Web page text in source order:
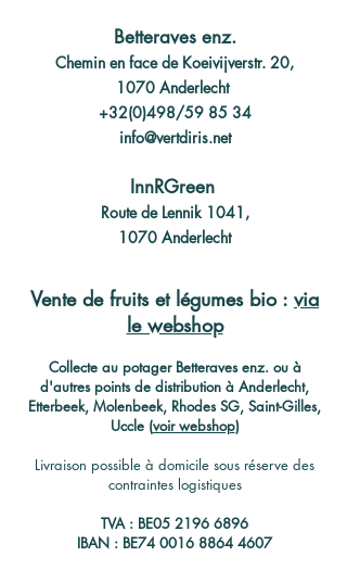
Betteraves enz.
Chemin en face de Koeivijverstr. 20,
1070 Anderlecht
+32(0)498/59 85 34
info@vertdiris.net
InnRGreen
Route de Lennik 1041,
1070 Anderlecht
Vente de fruits et légumes bio : via
le webshop
Collecte au potager Betteraves enz. ou à
d'autres points de distribution à Anderlecht,
Etterbeek, Molenbeek, Rhodes SG, Saint-Gilles,
Uccle (voir webshop)
Livraison possible à domicile sous réserve des
contraintes logistiques
TVA : BE05 2196 6896
IBAN : BE74 0016 8864 4607